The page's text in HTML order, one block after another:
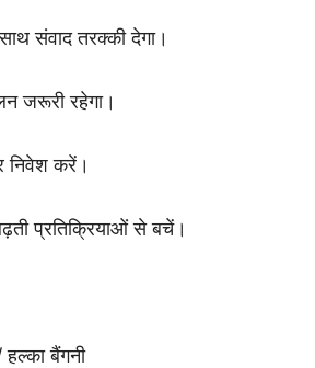
संवाद तरक्की देगा।
जरूरी रहेगा।
निवेश करें।
प्रतिक्रियाओं से बचें।
बैंगनी